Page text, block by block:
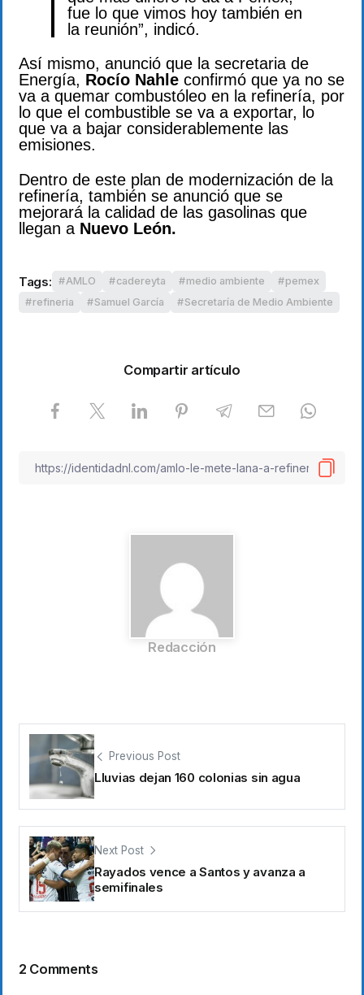
fue lo que vimos hoy también en
la reunión”, indicó.
Así mismo, anunció que la secretaria de
Energía, Rocío Nahle confirmó que ya no se
va a quemar combustóleo en la refinería, por
lo que el combustible se va a exportar, lo
que va a bajar considerablemente las
emisiones.
Dentro de este plan de modernización de la
refinería, también se anunció que se
mejorará la calidad de las gasolinas que
llegan a Nuevo León.
Tags: AMLO cadereyta medio ambiente
pemex
refineria
Samuel García Secretaría de Medio Ambiente
Compartir artículo
Redacción
Previous Post
Lluvias dejan 160 colonias sin agua
Next Post
Rayados vence a Santos y avanza a
semifinales
2 Comments